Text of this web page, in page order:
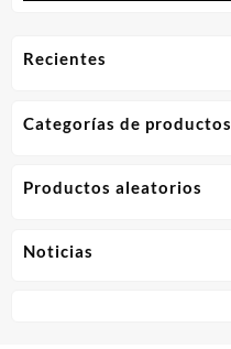
Recientes
Categorías de productos
Productos aleatorios
Noticias